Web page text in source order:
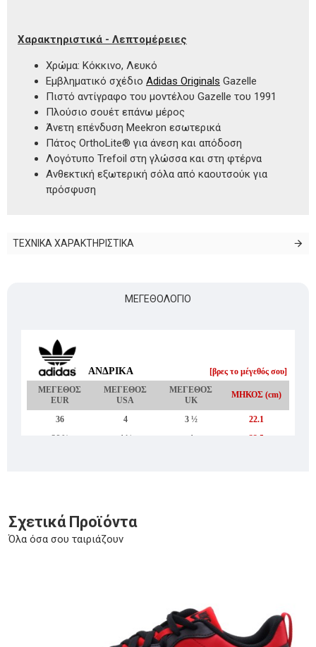
Χαρακτηριστικά - Λεπτομέρειες
Χρώμα: Κόκκινο, Λευκό
Εμβληματικό σχέδιο Adidas Originals Gazelle
Πιστό αντίγραφο του μοντέλου Gazelle του 1991
Πλούσιο σουέτ επάνω μέρος
Άνετη επένδυση Meekron εσωτερικά
Πάτος OrthoLite® για άνεση και απόδοση
Λογότυπο Trefoil στη γλώσσα και στη φτέρνα
Ανθεκτική εξωτερική σόλα από καουτσούκ για
πρόσφυση
ΤΕΧΝΙΚΑ ΧΑΡΑΚΤΗΡΙΣΤΙΚΑ
ΜΕΓΕΘΟΛΌΓΙΟ
Σχετικά Προϊόντα
Όλα όσα σου ταιριάζουν